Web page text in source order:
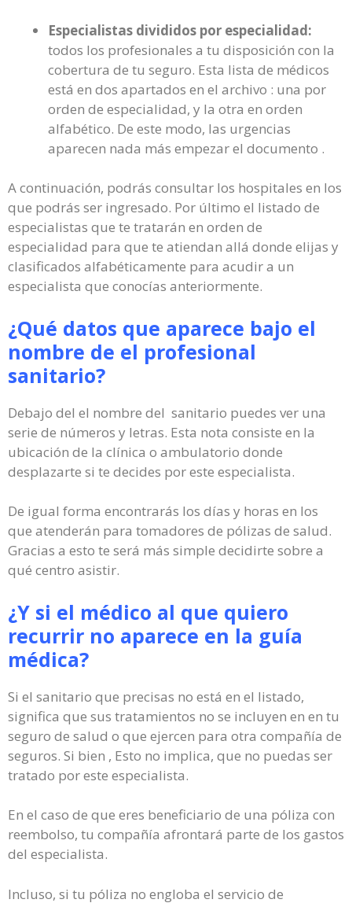
Especialistas divididos por especialidad:
todos los profesionales a tu disposición con la
cobertura de tu seguro. Esta lista de médicos
está en dos apartados en el archivo : una por
orden de especialidad, y la otra en orden
alfabético. De este modo, las urgencias
aparecen nada más empezar el documento .
A continuación, podrás consultar los hospitales en los
que podrás ser ingresado. Por último el listado de
especialistas que te tratarán en orden de
especialidad para que te atiendan allá donde elijas y
clasificados alfabéticamente para acudir a un
especialista que conocías anteriormente.
¿Qué datos que aparece bajo el
nombre de el profesional
sanitario?
Debajo del el nombre del sanitario puedes ver una
serie de números y letras. Esta nota consiste en la
ubicación de la clínica o ambulatorio donde
desplazarte si te decides por este especialista.
De igual forma encontrarás los días y horas en los
que atenderán para tomadores de pólizas de salud.
Gracias a esto te será más simple decidirte sobre a
qué centro asistir.
¿Y si el médico al que quiero
recurrir no aparece en la guía
médica?
Si el sanitario que precisas no está en el listado,
significa que sus tratamientos no se incluyen en en tu
seguro de salud o que ejercen para otra compañía de
seguros. Si bien , Esto no implica, que no puedas ser
tratado por este especialista.
En el caso de que eres beneficiario de una póliza con
reembolso, tu compañía afrontará parte de los gastos
del especialista.
Incluso, si tu póliza no engloba el servicio de